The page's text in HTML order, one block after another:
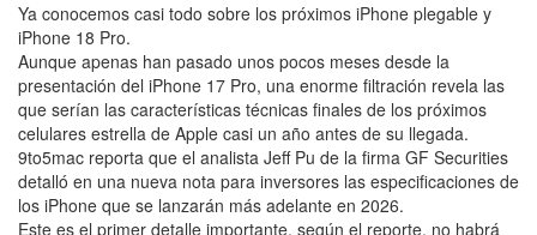
Ya conocemos casi todo sobre los próximos iPhone plegable y
iPhone 18 Pro.
Aunque apenas han pasado unos pocos meses desde la
presentación del iPhone 17 Pro, una enorme filtración revela las
que serían las características técnicas finales de los próximos
celulares estrella de Apple casi un año antes de su llegada.
9to5mac reporta que el analista Jeff Pu de la firma GF Securities
detalló en una nueva nota para inversores las especificaciones de
los iPhone que se lanzarán más adelante en 2026.
Este es el primer detalle importante, según el reporte, no habrá